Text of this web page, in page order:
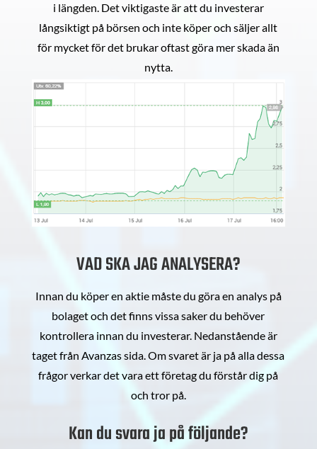
i längden. Det viktigaste är att du investerar
långsiktigt på börsen och inte köper och säljer allt
för mycket för det brukar oftast göra mer skada än
nytta.
VAD SKA JAG ANALYSERA?
Innan du köper en aktie måste du göra en analys på
bolaget och det finns vissa saker du behöver
kontrollera innan du investerar. Nedanstående är
taget från Avanzas sida. Om svaret är ja på alla dessa
frågor verkar det vara ett företag du förstår dig på
och tror på.
Kan du svara ja på följande?